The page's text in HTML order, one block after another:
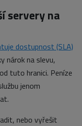
servery na
dostupnost (SLA)
nárok na slevu,
tuto hranici. Peníze
jenom
nebo vyřešit